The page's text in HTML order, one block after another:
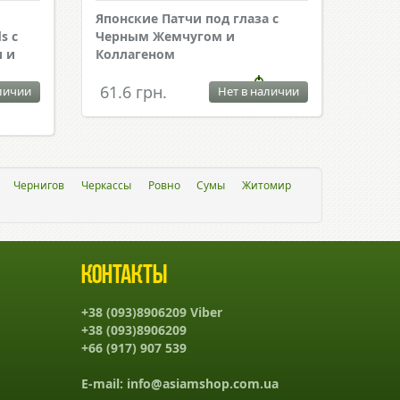
с
и
Японские Патчи под глаза с
Черным Жемчугом и
Коллагеном
61.6 грн. Нет в наличии
Чернигов Черкассы Ровно Сумы Житомир
Контакты
+38 (093)8906209 Viber
+38 (093)8906209
+66 (917) 907 539
E-mail: info@asiamshop.com.ua